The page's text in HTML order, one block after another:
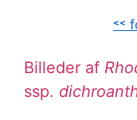
˂˂
Billeder af
ssp.